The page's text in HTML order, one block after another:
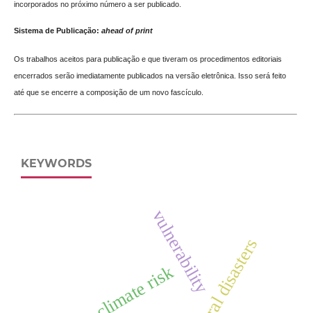
incorporados no próximo número a ser publicado.
Sistema de Publicação: ahead of print
Os trabalhos aceitos para publicação e que tiveram os procedimentos editoriais
encerrados serão imediatamente publicados na versão eletrônica. Isso será feito
até que se encerre a composição de um novo fascículo.
KEYWORDS
vulnerability
climate risk